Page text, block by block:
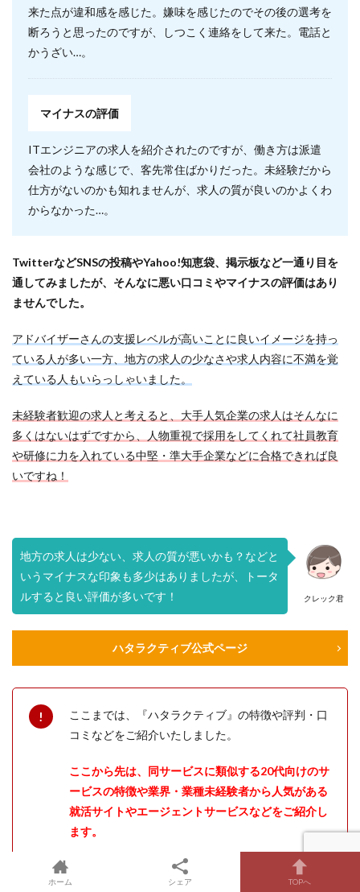
来た点が違和感を感じた。嫌味を感じたのでその後の選考を
断ろうと思ったのですが、しつこく連絡をして来た。電話と
かうざい…。
マイナスの評価
ITエンジニアの求人を紹介されたのですが、働き方は派遣
会社のような感じで、客先常住ばかりだった。未経験だから
仕方がないのかも知れませんが、求人の質が良いのかよくわ
からなかった…。
TwitterなどSNSの投稿やYahoo!知恵袋、掲示板など一通り目を
通してみましたが、そんなに悪い口コミやマイナスの評価はあり
ませんでした。
アドバイザーさんの支援レベルが高いことに良いイメージを持っ
ている人が多い一方、地方の求人の少なさや求人内容に不満を覚
えている人もいらっしゃいました。
未経験者歓迎の求人と考えると、大手人気企業の求人はそんなに
多くはないはずですから、人物重視で採用をしてくれて社員教育
や研修に力を入れている中堅・準大手企業などに合格できれば良
いですね！
クレック君
地方の求人は少ない、求人の質が悪いかも？などと
いうマイナスな印象も多少はありましたが、トータ
ルすると良い評価が多いです！
ハタラクティブ公式ページ
ここまでは、『ハタラクティブ』の特徴や評判・口
コミなどをご紹介いたしました。
ここから先は、同サービスに類似する20代向けのサ
ービスの特徴や業界・業種未経験者から人気がある
就活サイトやエージェントサービスなどをご紹介し
ます。
時間がある方はあわせてぜひご覧ください！
ホーム シェア TOPへ